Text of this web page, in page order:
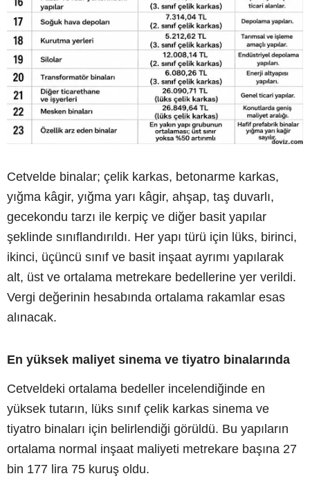
Cetvelde binalar; çelik karkas, betonarme karkas,
yığma kâgir, yığma yarı kâgir, ahşap, taş duvarlı,
gecekondu tarzı ile kerpiç ve diğer basit yapılar
şeklinde sınıflandırıldı. Her yapı türü için lüks, birinci,
ikinci, üçüncü sınıf ve basit inşaat ayrımı yapılarak
alt, üst ve ortalama metrekare bedellerine yer verildi.
Vergi değerinin hesabında ortalama rakamlar esas
alınacak.
En yüksek maliyet sinema ve tiyatro binalarında
Cetveldeki ortalama bedeller incelendiğinde en
yüksek tutarın, lüks sınıf çelik karkas sinema ve
tiyatro binaları için belirlendiği görüldü. Bu yapıların
ortalama normal inşaat maliyeti metrekare başına 27
bin 177 lira 75 kuruş oldu.